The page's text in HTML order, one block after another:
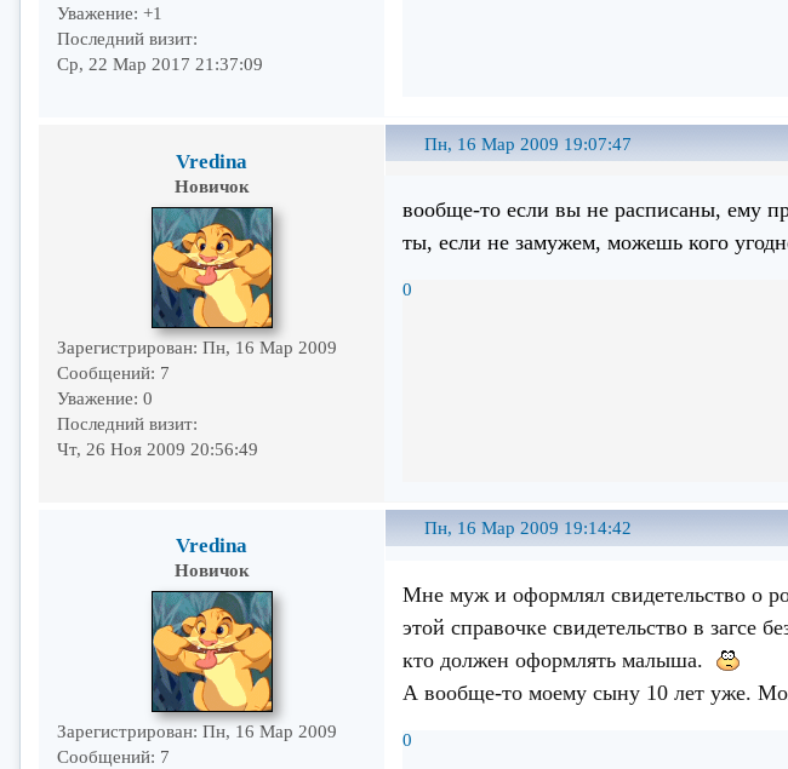
Уважение: +1
Последний визит:
Ср, 22 Мар 2017 21:37:09
Пн, 16 Мар 2009 19:07:47
Vredina
Новичок
Зарегистрирован: Пн, 16 Мар 2009
Сообщений: 7
Уважение: 0
Последний визит:
Чт, 26 Ноя 2009 20:56:49
вообще-то если вы не расписаны, ему
ты, если не замужем, можешь кого
0
Пн, 16 Мар 2009 19:14:42
Vredina
Новичок
Зарегистрирован: Пн, 16 Мар 2009
Сообщений: 7
Мне муж и оформлял свидетельство о
этой справочке свидетельство в загсе
кто должен оформлять малыша.
А вообще-то моему сыну 10 лет уже.
0